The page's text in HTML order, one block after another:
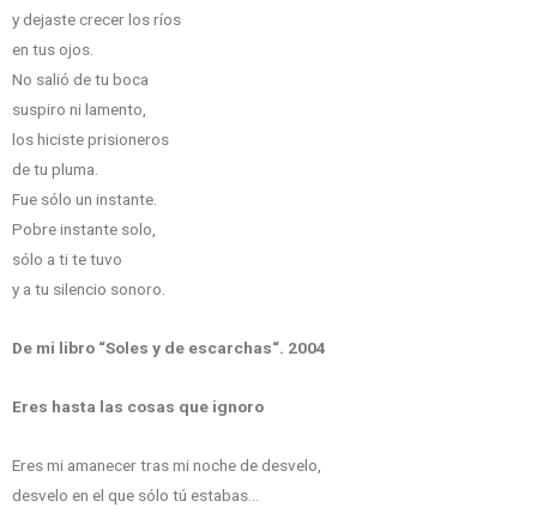
y dejaste crecer los ríos
en tus ojos.
No salió de tu boca
suspiro ni lamento,
los hiciste prisioneros
de tu pluma.
Fue sólo un instante.
Pobre instante solo,
sólo a ti te tuvo
y a tu silencio sonoro.
De mi libro “Soles y de escarchas“. 2004
Eres hasta las cosas que ignoro
Eres mi amanecer tras mi noche de desvelo,
desvelo en el que sólo tú estabas…